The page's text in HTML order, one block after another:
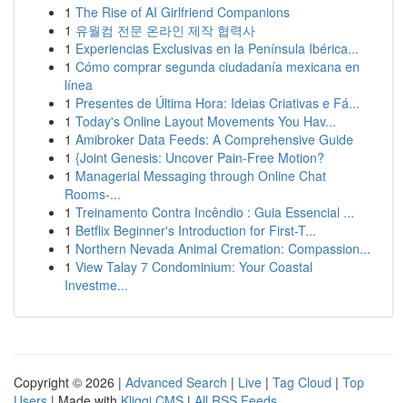
1 The Rise of AI Girlfriend Companions
1 유월컴 전문 온라인 제작 협력사
1 Experiencias Exclusivas en la Península Ibérica...
1 Cómo comprar segunda ciudadanía mexicana en
línea
1 Presentes de Última Hora: Ideias Criativas e Fá...
1 Today's Online Layout Movements You Hav...
1 Amibroker Data Feeds: A Comprehensive Guide
1 {Joint Genesis: Uncover Pain-Free Motion?
1 Managerial Messaging through Online Chat
Rooms-...
1 Treinamento Contra Incêndio : Guia Essencial ...
1 Betflix Beginner's Introduction for First-T...
1 Northern Nevada Animal Cremation: Compassion...
1 View Talay 7 Condominium: Your Coastal
Investme...
Copyright © 2026 | Advanced Search | Live | Tag Cloud | Top